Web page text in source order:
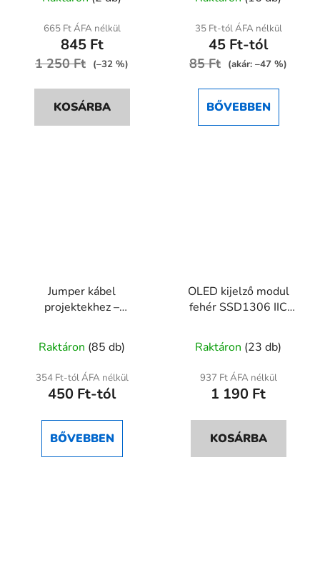
665 Ft ÁFA nélkül
845 Ft
1 250 Ft (–32 %)
KOSÁRBA
termék
átlagos
értékelése
5-
5,0
csillag.
35 Ft-tól ÁFA nélkül
45 Ft-tól
85 Ft (akár: –47 %)
BŐVEBBEN
Jumper kábel
projektekhez –
Anya / Anya-Apa / Apa-
Apatermék
átlagos
értékelése
ből
Raktáron (85 db)
354 Ft-tól ÁFA nélkül
450 Ft-tól
BŐVEBBEN
OLED kijelző modul
fehér SSD1306 IIC
Raktáron (23 db)
937 Ft ÁFA nélkül
1 190 Ft
KOSÁRBA